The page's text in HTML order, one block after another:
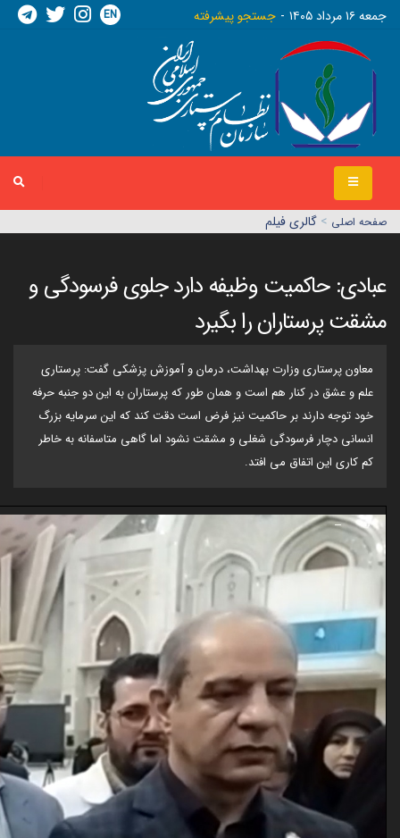
جمعه ١٦ مرداد ١٤٠٥ جستجو پیشرفته EN
صفحه اصلي > گالری فیلم
عبادی: حاکمیت وظیفه دارد جلوی فرسودگی و
مشقت پرستاران را بگیرد
معاون پرستاری وزارت بهداشت، درمان و آموزش پزشکی گفت: پرستاری
علم و عشق در کنار هم است و همان طور که پرستاران به این دو جنبه حرفه
خود توجه دارند بر حاکمیت نیز فرض است دقت کند که این سرمایه بزرگ
انسانی دچار فرسودگی شغلی و مشقت نشود اما گاهی متاسفانه به خاطر
کم کاری این اتفاق می افتد.